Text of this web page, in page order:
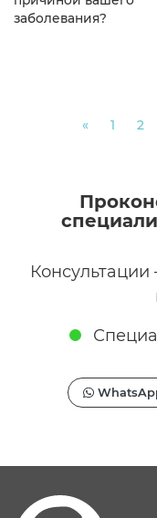
заболевания?
«Previous
1 2